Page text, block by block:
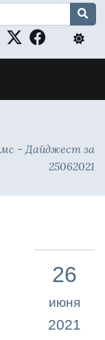
- Дайджест за
25062021
26
июня
2021